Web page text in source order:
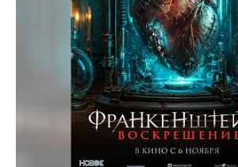
Космос кинотеатр